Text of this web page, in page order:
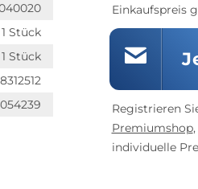
1 Stück
1 Stück
Einkaufspreis
Registrieren
Premiumshop
individuelle